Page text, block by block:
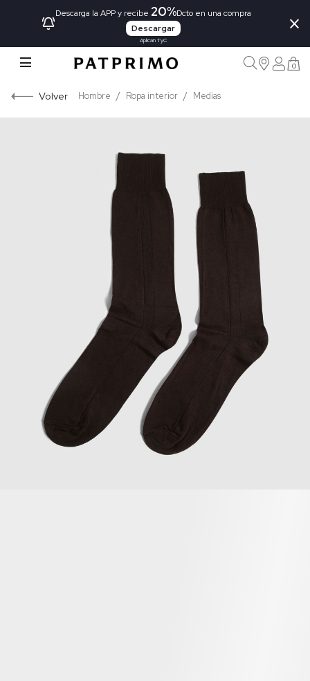
Descarga la APP y recibe 20%Dcto en una compra
Descargar
Aplican TyC
×
0
Volver Hombre Ropa interior Medias